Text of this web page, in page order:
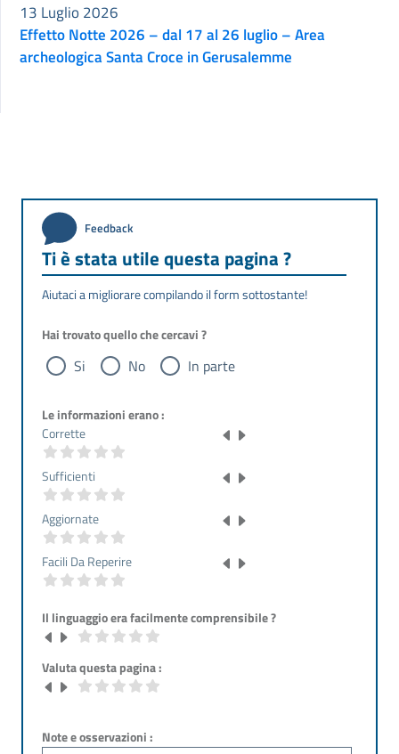
Effetto Notte 2026 – dal 17 al 26 luglio – Area
archeologica Santa Croce in Gerusalemme
13 Luglio 2026
Feedback
Ti è stata utile questa pagina ?
Aiutaci a migliorare compilando il form sottostante!
Hai trovato quello che cercavi ?
Si No In parte
Le informazioni erano :
Corrette
Sufficienti
Aggiornate
Facili Da Reperire
Il linguaggio era facilmente comprensibile ?
Valuta questa pagina :
Note e osservazioni :